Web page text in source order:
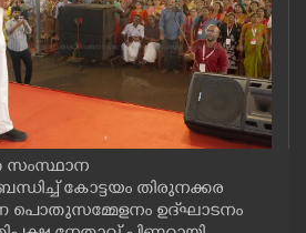
സംസ്ഥാന
കോട്ടയം തിരുനക്കര
പൊതുസമ്മേളനം ഉദ്‌ഘാടനം